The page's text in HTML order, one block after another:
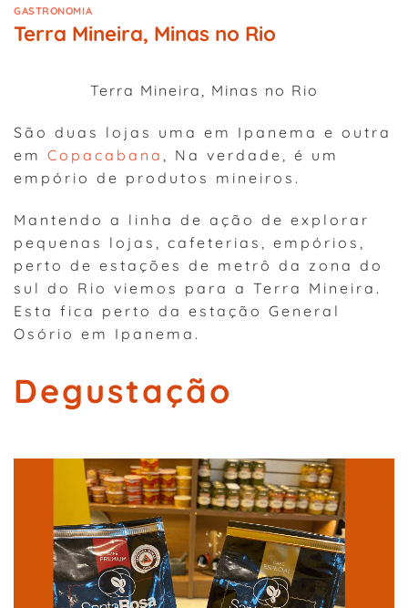
GASTRONOMIA
Terra Mineira, Minas no Rio
Terra Mineira, Minas no Rio
São duas lojas uma em Ipanema e outra
em Copacabana , Na verdade, é um
empório de produtos mineiros.
Mantendo a linha de ação de explorar
pequenas lojas, cafeterias, empórios,
perto de estações de metrô da zona do
sul do Rio viemos para a Terra Mineira.
Esta fica perto da estação General
Osório em Ipanema.
Degustação